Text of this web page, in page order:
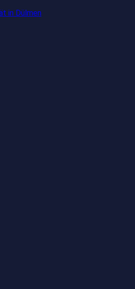
in Dülmen